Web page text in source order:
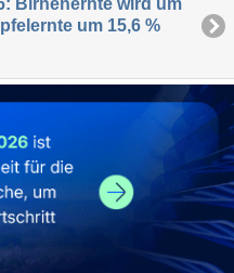
Birnenernte wird um
um 15,6 %